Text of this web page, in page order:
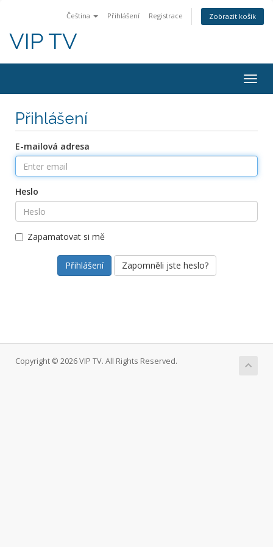
Čeština Přihlášení Registrace Zobrazit košík
VIP TV
Přihlášení
E-mailová adresa
Heslo
Zapamatovat si mě
Zapomněli jste heslo?
Copyright © 2026 VIP TV. All Rights Reserved.